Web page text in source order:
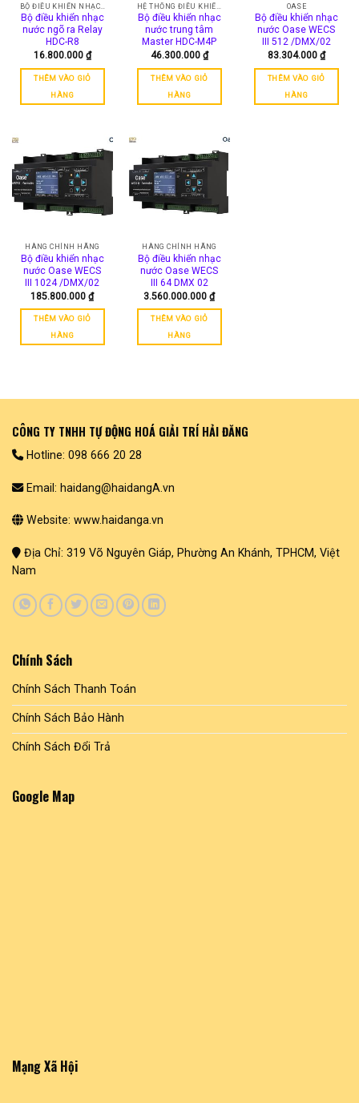
thể
được
chọn
trên
trang
sản
phẩm
BỘ ĐIỀU KHIỂN NHẠC NƯỚC
Bộ điều khiển nhạc
nước ngõ ra Relay
HDC-R8
16.800.000 ₫
THÊM VÀO GIỎ
HÀNG
Bộ điều khiển nhạc
nước trung tâm
Master HDC-M4P
46.300.000 ₫
THÊM VÀO GIỎ
HÀNG
OASE
Bộ điều khiển nhạc
nước Oase WECS
III 512 /DMX/02
83.304.000 ₫
THÊM VÀO GIỎ
HÀNG
HÀNG CHÍNH HÃNG
Bộ điều khiển nhạc
nước Oase WECS
III 1024 /DMX/02
185.800.000₫
THÊM VÀO GIỎ
HÀNG
HÀNG CHÍNH HÃNG
Bộ điều khiển nhạc
nước Oase WECS
III 64 DMX 02
3.560.000.000₫
THÊM VÀO GIỎ
HÀNG
CÔNG TY TNHH TỰ ĐỘNG HOÁ GIẢI TRÍ HẢI ĐĂNG
Hotline: 098 666 20 28
Email: haidang@haidangA.vn
Website: www.haidanga.vn
Địa Chỉ: 319 Võ Nguyên Giáp, Phường An Khánh, TPHCM, Việt
Nam
Chính Sách
Chính Sách Thanh Toán
Chính Sách Bảo Hành
Chính Sách Đổi Trả
Google Map
Mạng Xã Hội